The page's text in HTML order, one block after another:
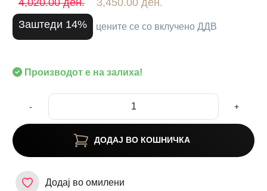
Заштеди 14%
цените се со вклучено ДДВ
Производот е на залиха!
- +
ДОДАЈ ВО КОШНИЧКА
Додај во омилени